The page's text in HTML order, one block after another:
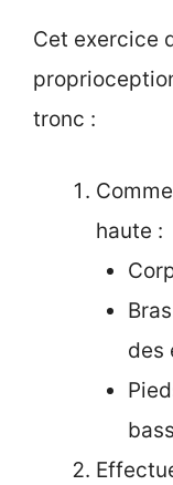
Cet exercice
tronc :
haute :
des